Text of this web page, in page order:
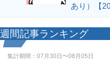
あり）【
週間記事ランキング
集計期間： 07月30日〜08月05日